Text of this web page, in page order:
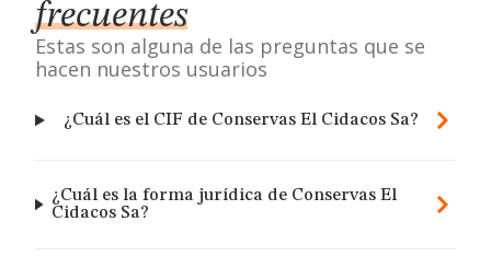
frecuentes
Estas son alguna de las preguntas que se
hacen nuestros usuarios
¿Cuál es el CIF de Conservas El Cidacos Sa?
¿Cuál es la forma jurídica de Conservas El
Cidacos Sa?